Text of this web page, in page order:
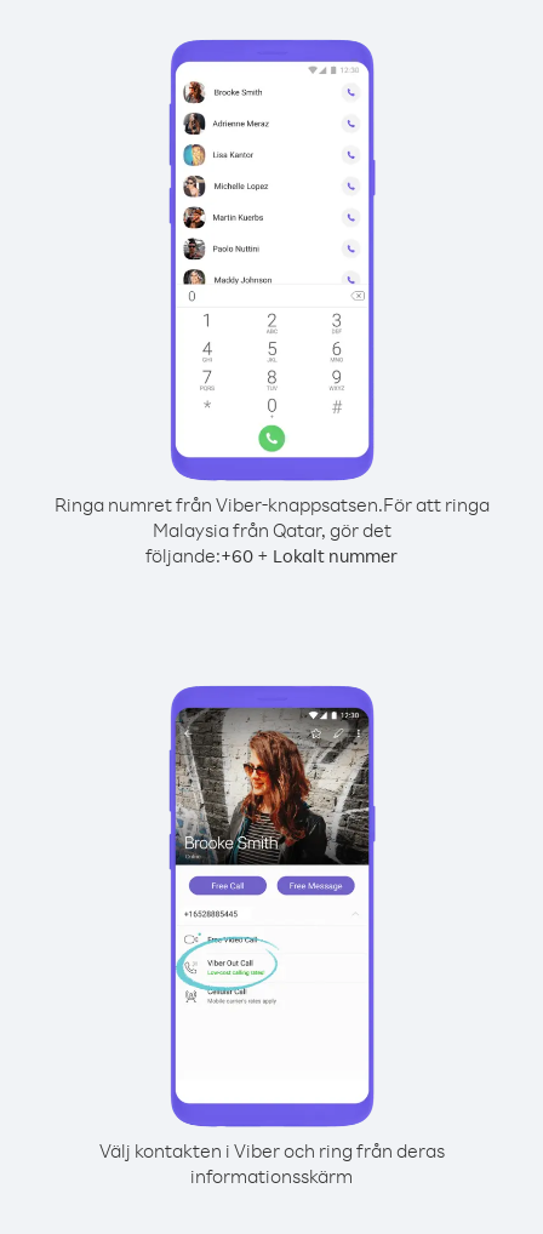
Ringa numret från Viber-knappsatsen.För att ringa
Malaysia från Qatar, gör det
följande:+60 + Lokalt nummer
Välj kontakten i Viber och ring från deras
informationsskärm